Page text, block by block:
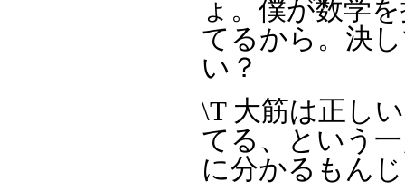
ょ。僕が数学
てるから。決
い？
\T 大筋は正し
てる、という
に分かるもん